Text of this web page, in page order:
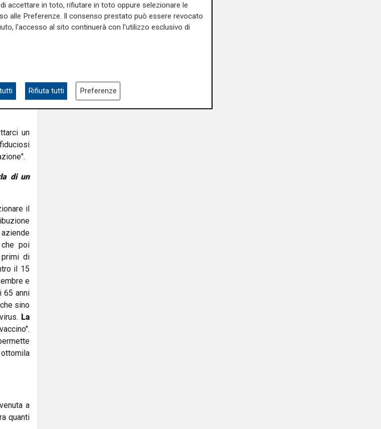
è il 2$
nel
Ora
un
di un
il
poi
di
il 15
e
65 anni
sino
La
a
quanti
accettare in toto, rifiutare in toto oppure selezionare le
alle Preferenze. Il consenso prestato può essere revocato
l'accesso al sito continuerà con l'utilizzo esclusivo di
Rifiuta tutti Preferenze